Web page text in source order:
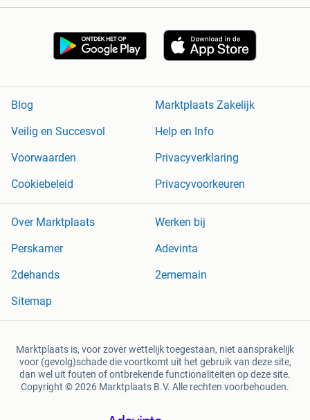
Blog
Marktplaats Zakelijk
Veilig en Succesvol
Help en Info
Voorwaarden
Privacyverklaring
Cookiebeleid
Privacyvoorkeuren
Over Marktplaats
Werken bij
Perskamer
Adevinta
2dehands
2ememain
Sitemap
Marktplaats is, voor zover wettelijk toegestaan, niet aansprakelijk
voor (gevolg)schade die voortkomt uit het gebruik van deze site,
dan wel uit fouten of ontbrekende functionaliteiten op deze site.
Copyright © 2026 Marktplaats B.V. Alle rechten voorbehouden.